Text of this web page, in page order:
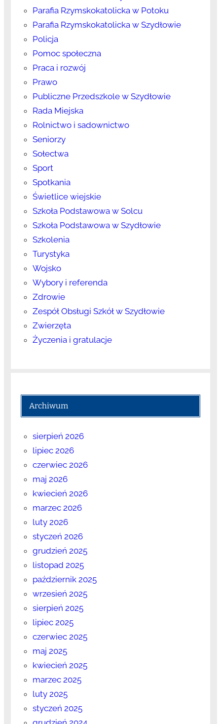
Parafia Rzymskokatolicka w Potoku
Parafia Rzymskokatolicka w Szydłowie
Policja
Pomoc społeczna
Praca i rozwój
Prawo
Publiczne Przedszkole w Szydłowie
Rada Miejska
Rolnictwo i sadownictwo
Seniorzy
Sołectwa
Sport
Spotkania
Świetlice wiejskie
Szkoła Podstawowa w Solcu
Szkoła Podstawowa w Szydłowie
Szkolenia
Turystyka
Wojsko
Wybory i referenda
Zdrowie
Zespół Obsługi Szkół w Szydłowie
Zwierzęta
Życzenia i gratulacje
Archiwum
sierpień 2026
lipiec 2026
czerwiec 2026
maj 2026
kwiecień 2026
marzec 2026
luty 2026
styczeń 2026
grudzień 2025
listopad 2025
październik 2025
wrzesień 2025
sierpień 2025
lipiec 2025
czerwiec 2025
maj 2025
kwiecień 2025
marzec 2025
luty 2025
styczeń 2025